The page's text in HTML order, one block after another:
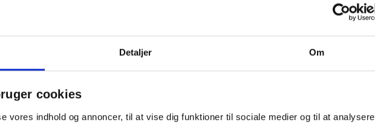
Detaljer Om
cookies
vores indhold og annoncer, til at vise dig funktioner til sociale medier og til at analysere
1 stk á 1.942,50